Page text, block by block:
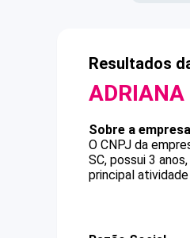
Resultados
ADRIANA
Sobre a empresa
O CNPJ da
SC, possui 3
principal